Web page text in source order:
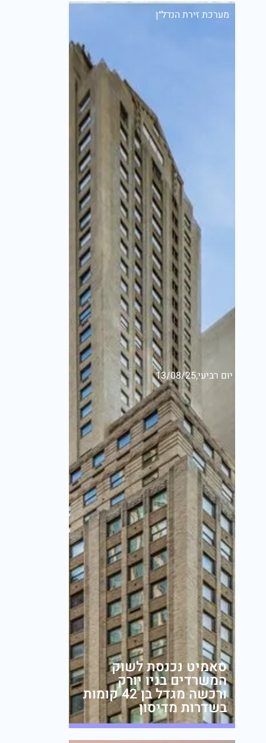
סאמיט נכנסת לשוק
המשרדים בניו יורק
ורכשה מגדל בן 42 קומות
בשדרות מדיסון
מערכת זירת הנדל״ן
יום רביעי,13/08/25